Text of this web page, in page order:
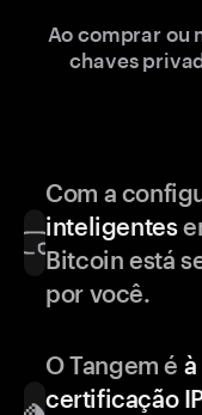
Ao comprar ou
chaves
Com a
inteligentes
Bitcoin está
por você.
O Tangem é
certificação